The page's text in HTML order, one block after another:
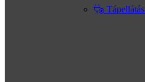
Tápellátás